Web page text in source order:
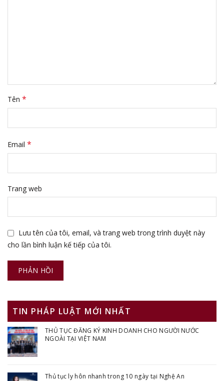
Tên *
Email *
Trang web
Lưu tên của tôi, email, và trang web trong trình duyệt này
cho lần bình luận kế tiếp của tôi.
TIN PHÁP LUẬT MỚI NHẤT
THỦ TỤC ĐĂNG KÝ KINH DOANH CHO NGƯỜI NƯỚC
NGOÀI TẠI VIỆT NAM
Thủ tục ly hôn nhanh trong 10 ngày tại Nghệ An